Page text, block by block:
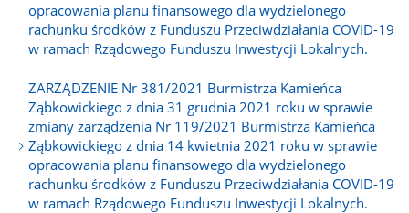
opracowania planu finansowego dla wydzielonego
rachunku środków z Funduszu Przeciwdziałania COVID-19
w ramach Rządowego Funduszu Inwestycji Lokalnych.
ZARZĄDZENIE Nr 381/2021 Burmistrza Kamieńca
Ząbkowickiego z dnia 31 grudnia 2021 roku w sprawie
zmiany zarządzenia Nr 119/2021 Burmistrza Kamieńca
Ząbkowickiego z dnia 14 kwietnia 2021 roku w sprawie
opracowania planu finansowego dla wydzielonego
rachunku środków z Funduszu Przeciwdziałania COVID-19
w ramach Rządowego Funduszu Inwestycji Lokalnych.